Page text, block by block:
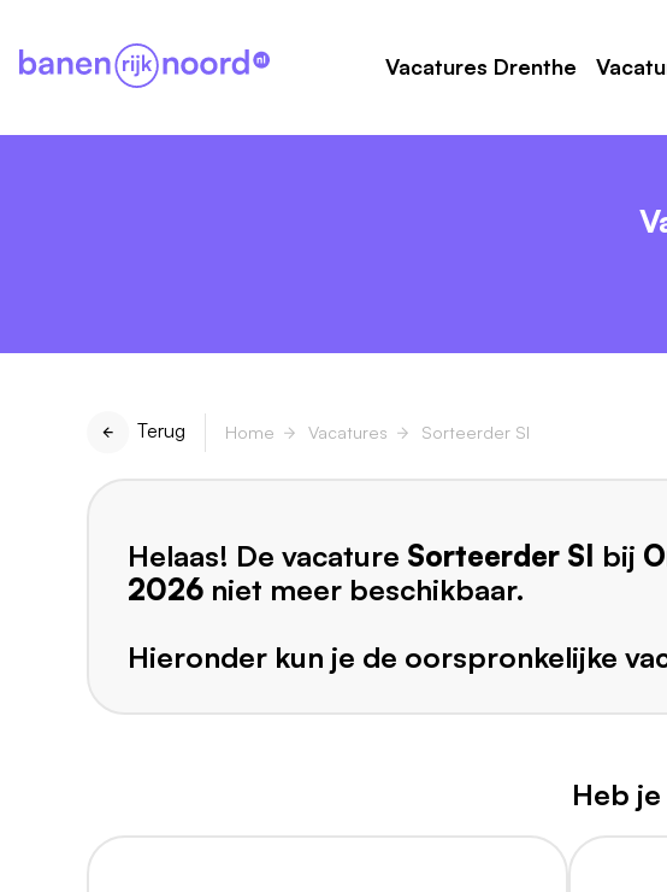
Vacatures Drenthe
Terug Home Vacatures Sorteerder SI
Helaas! De vacature Sorteerder SI bij
2026 niet meer beschikbaar.
Hieronder kun je de oorspronkelijke
Heb